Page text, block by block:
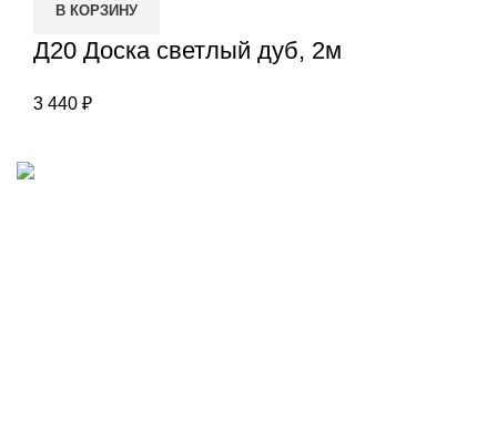
В КОРЗИНУ
Д20 Доска светлый дуб, 2м
3 440 ₽